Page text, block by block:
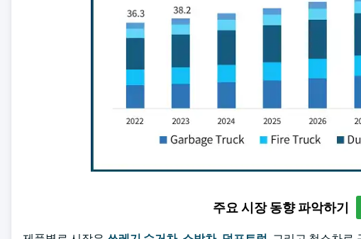
주요 시장 동향 파악하기